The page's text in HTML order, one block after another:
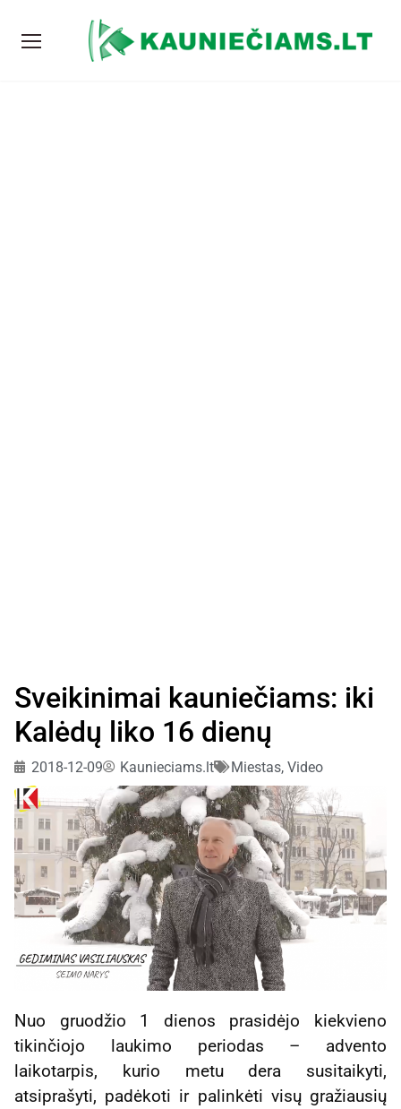
Sveikinimai kauniečiams: iki
Kalėdų liko 16 dienų
2018-12-09 Kaunieciams.lt Miestas, Video
Nuo gruodžio 1 dienos prasidėjo kiekvieno
tikinčiojo laukimo periodas – advento
laikotarpis, kurio metu dera susitaikyti,
atsiprašyti, padėkoti ir palinkėti visų gražiausių